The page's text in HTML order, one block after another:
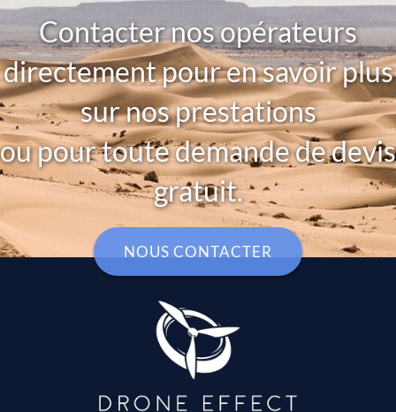
Contacter nos opérateurs
directement pour en savoir plus
sur nos prestations
ou pour toute demande de devis
gratuit.
NOUS CONTACTER